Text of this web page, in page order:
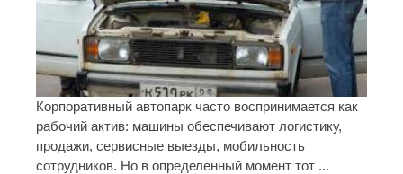
Корпоративный автопарк часто воспринимается как
рабочий актив: машины обеспечивают логистику,
продажи, сервисные выезды, мобильность
сотрудников. Но в определенный момент тот ...